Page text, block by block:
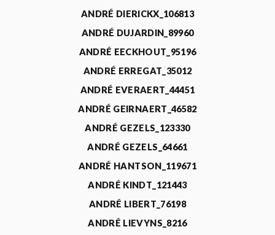
ANDRÉ DIERICKX_106813
ANDRÉ DUJARDIN_89960
ANDRÉ EECKHOUT_95196
ANDRÉ ERREGAT_35012
ANDRÉ EVERAERT_44451
ANDRÉ GEIRNAERT_46582
ANDRÉ GEZELS_123330
ANDRÉ GEZELS_64661
ANDRÉ HANTSON_119671
ANDRÉ KINDT_121443
ANDRÉ LIBERT_76198
ANDRÉ LIEVYNS_8216